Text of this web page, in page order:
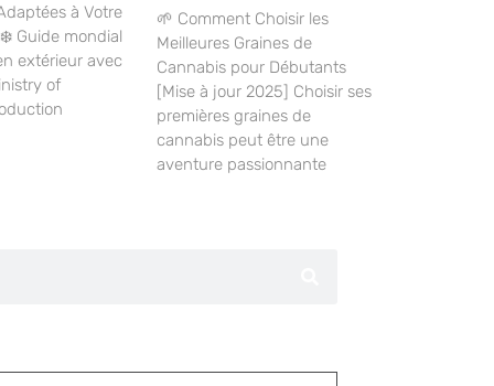
à Votre
Guide mondial
extérieur avec
of
🌱 Comment Choisir les
Meilleures Graines de
Cannabis pour Débutants
[Mise à jour 2025] Choisir ses
premières graines de
cannabis peut être une
aventure passionnante